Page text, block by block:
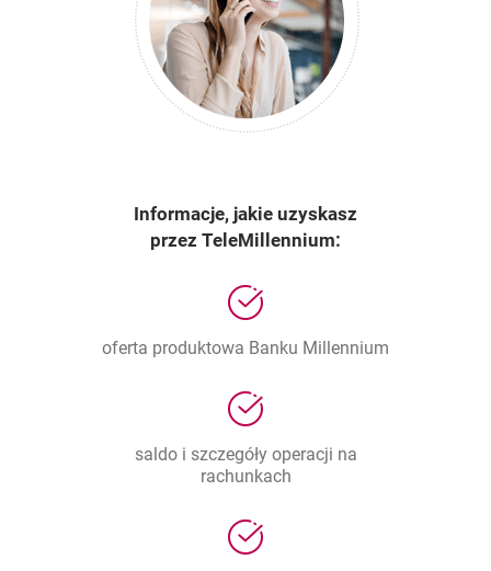
Informacje, jakie uzyskasz
przez TeleMillennium:
oferta produktowa Banku Millennium
saldo i szczegóły operacji na
rachunkach